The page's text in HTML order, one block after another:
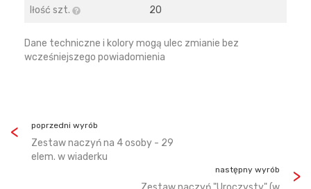
Iłość szt. 20
Dane techniczne i kolory mogą ulec zmianie bez
wcześniejszego powiadomienia
poprzedni wyrób
Zestaw naczyń na 4 osoby - 29
elem. w wiaderku
następny wyrób